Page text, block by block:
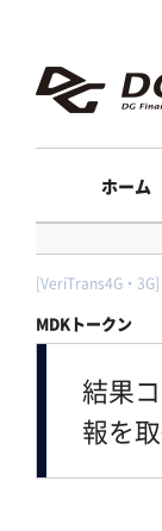
ホーム
[VeriTrans4G・
MDKトークン
結果
報を